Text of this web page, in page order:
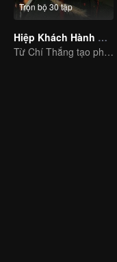
Trọn bộ 30 tập
Hiệp Khách Hành Bất Thông
Từ Chí Thắng tạo phong ba tiếng cười trong giới võ lâm